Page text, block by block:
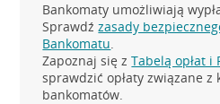
Bankomaty umożliwiają
Sprawdźzasady
Bankomatu.
Zapoznaj się zTabelą opłat i
sprawdzić opłaty związane z
bankomatów.